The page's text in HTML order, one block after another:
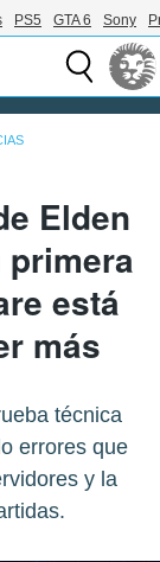
PS5 GTA 6 Sony
Elden
está
más
técnica
errores que
y la